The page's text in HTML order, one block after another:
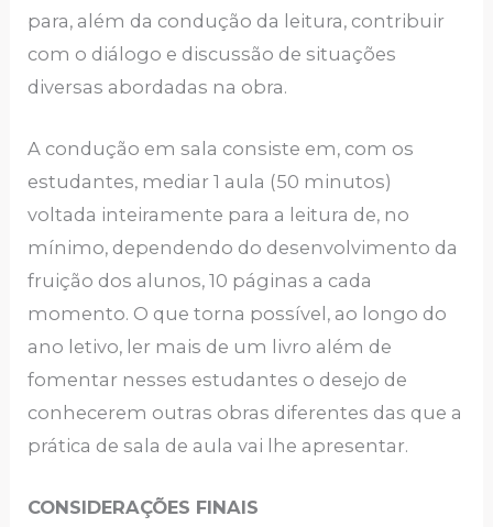
para, além da condução da leitura, contribuir
com o diálogo e discussão de situações
diversas abordadas na obra.
A condução em sala consiste em, com os
estudantes, mediar 1 aula (50 minutos)
voltada inteiramente para a leitura de, no
mínimo, dependendo do desenvolvimento da
fruição dos alunos, 10 páginas a cada
momento. O que torna possível, ao longo do
ano letivo, ler mais de um livro além de
fomentar nesses estudantes o desejo de
conhecerem outras obras diferentes das que a
prática de sala de aula vai lhe apresentar.
CONSIDERAÇÕES FINAIS